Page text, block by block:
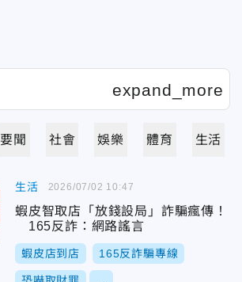
要聞 社會 娛樂 體育 生活
生活
蝦皮智取店「放錢設局」詐騙瘋傳！
165反詐：網路謠言
蝦皮店到店 165反詐騙專線
2026/07/02 10:47